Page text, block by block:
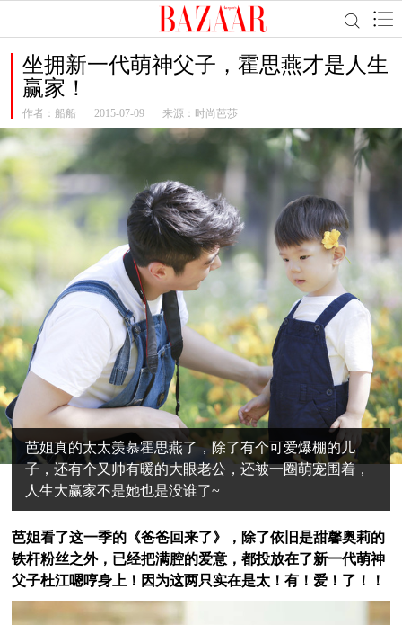
坐拥新一代萌神父子，霍思燕才是人生
赢家！
作者： 船船 2015-07-09 来源：时尚芭莎
芭姐真的太太羡慕霍思燕了，除了有个可爱爆棚的儿
子，还有个又帅有暖的大眼老公，还被一圈萌宠围着，
人生大赢家不是她也是没谁了~
芭姐看了这一季的《爸爸回来了》， 除了依旧是甜馨奥莉的
铁杆粉丝之外，已经把满腔的爱意，都投放在了新一代萌神
父子杜江嗯哼身上！因为这两只实在是太！有！爱！了！！